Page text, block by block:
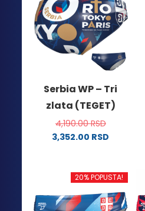
Serbia WP – Tri
zlata (TEGET)
4,190.00RSD
3,352.00 RSD
ima
varijanti.
20% POPUSTA!